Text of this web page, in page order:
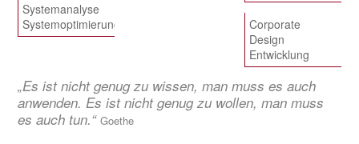
Systemanalyse
Systemoptimierung
Corporate
Design
Entwicklung
„Es ist nicht genug zu wissen, man muss es auch
anwenden. Es ist nicht genug zu wollen, man muss
es auch tun.“Goethe